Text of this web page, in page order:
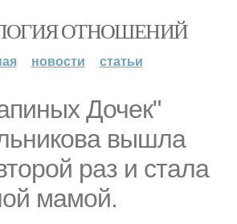
ОТНОШЕНИЙ
новости статьи
Дочек"
вышла
раз и стала
мамой.